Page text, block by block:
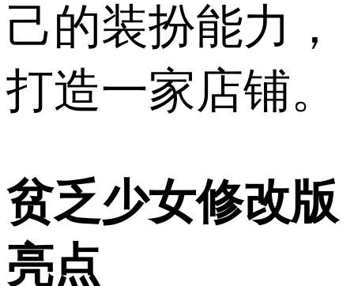
己的装扮能力，
打造一家店铺。
贫乏少女修改版
亮点